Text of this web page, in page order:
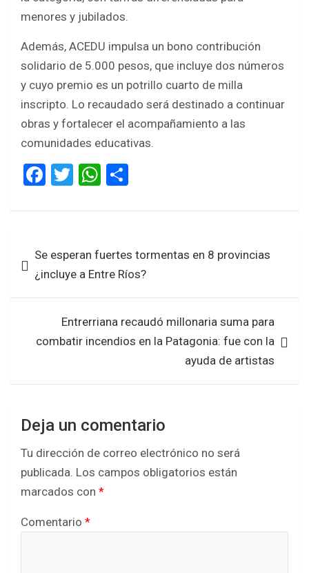
menores y jubilados.
Además, ACEDU impulsa un bono contribución
solidario de 5.000 pesos, que incluye dos números
y cuyo premio es un potrillo cuarto de milla
inscripto. Lo recaudado será destinado a continuar
obras y fortalecer el acompañamiento a las
comunidades educativas.
F
ce
o
o
k
T
tt
W
at
A
p
p
ar
de
entradas
Se esperan fuertes tormentas en 8 provincias
¿incluye a Entre Ríos?
Entrerriana recaudó millonaria suma para
combatir incendios en la Patagonia: fue con la
ayuda de artistas
Deja un comentario
Tu dirección de correo electrónico no será
publicada. Los campos obligatorios están
marcados con *
Comentario *